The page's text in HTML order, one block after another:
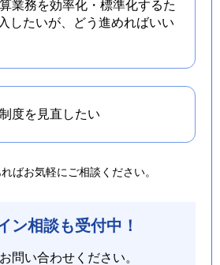
業務を効率化・標準化するた
したいが、どう進めればいい
度を 見直したい
ばお気軽にご相談ください。
ン相談も受付中！
問い合わせください。